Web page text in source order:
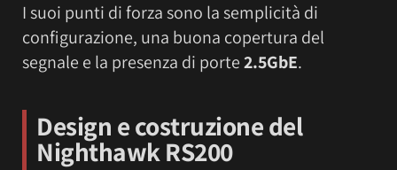
I suoi punti di forza sono la semplicità di
configurazione, una buona copertura del
segnale e la presenza di porte2.5GbE.
Design e costruzione del
Nighthawk RS200